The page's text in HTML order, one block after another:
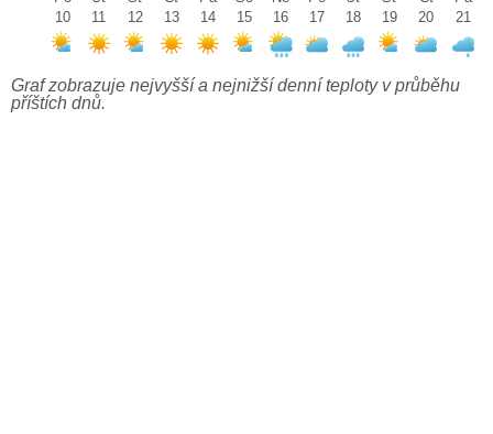
10
11
12
13
14
15
16
17
18
19
20
21
Graf zobrazuje nejvyšší a nejnižší denní teploty v průběhu
příštích dnů.